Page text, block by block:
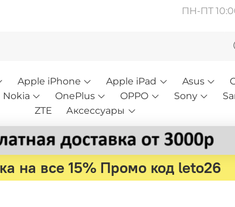
ПН-ПТ
Apple iPhone Apple iPad Asus
Nokia OnePlus OPPO Sony
ZTE
Аксессуары
на все 15% Промо код leto26